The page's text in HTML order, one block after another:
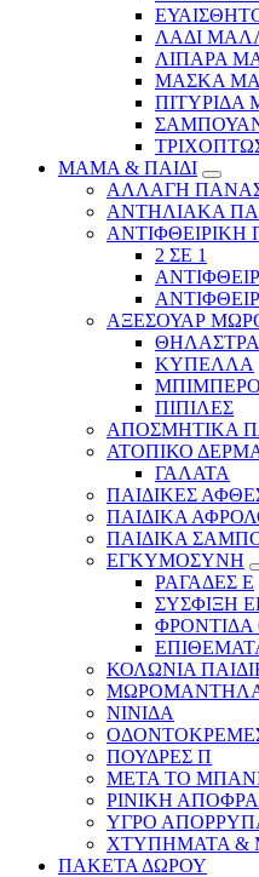
ΛΑΔΙ
ΛΙΠΑΡΑ
ΜΑΣΚΑ
ΠΙΤΥΡΙΔΑ
ΜΑΜΑ & ΠΑΙΔΙ
ΑΛΛΑΓΗ
ΑΝΤΗΛΙΑΚΑ
ΑΝΤΙΦΘΕΙΡΙΚΗ
2 ΣΕ 1
ΑΞΕΣΟΥΑΡ
ΘΗΛΑΣΤΡΑ
ΚΥΠΕΛΛΑ
ΜΠΙΜΠΕΡΟ
ΠΙΠΙΛΕΣ
ΑΠΟΣΜΗΤΙΚΑ
ΑΤΟΠΙΚΟ
ΓΑΛΑΤΑ
ΠΑΙΔΙΚΕΣ
ΠΑΙΔΙΚΑ
ΠΑΙΔΙΚΑ
ΕΓΚΥΜΟΣΥΝΗ
ΡΑΓΑΔΕΣ Ε
ΣΥΣΦΙΞΗ
ΚΟΛΩΝΙΑ
ΝΙΝΙΔΑ
ΠΟΥΔΡΕΣ Π
ΜΕΤΑ ΤΟ
ΡΙΝΙΚΗ
ΥΓΡΟ
ΧΤΥΠΗΜΑΤΑ &
ΠΑΚΕΤΑ ΔΩΡΟΥ